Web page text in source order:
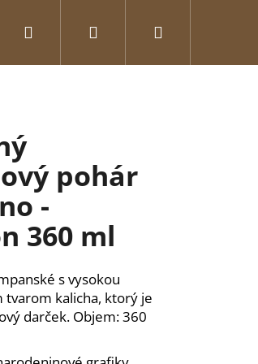
Pre zamilovaných
Prihlásenie
pohár
-
360 ml
s vysokou
tvarom kalicha, ktorý je
darček. Objem: 360
Nasledujúce